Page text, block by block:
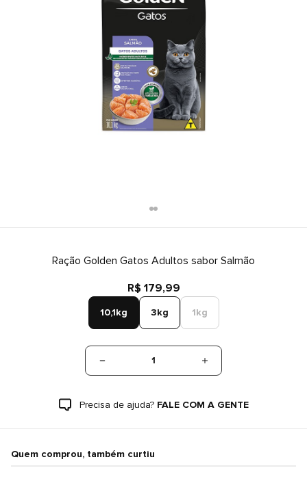
Ração Golden Gatos Adultos sabor Salmão
R$ 179,99
10,1kg 3kg 1kg
1
Precisa de ajuda? FALE COM A GENTE
Quem comprou, também curtiu